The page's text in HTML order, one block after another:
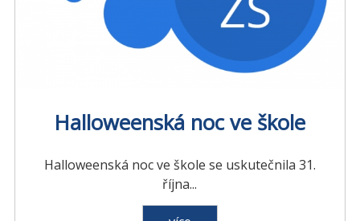
Halloweenská noc ve škole
Halloweenská noc ve škole se uskutečnila 31.
října...